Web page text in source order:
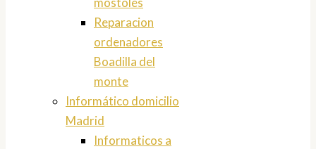
Reparacion
ordenadores
Boadilla del
monte
Informático domicilio
Madrid
Informaticos a